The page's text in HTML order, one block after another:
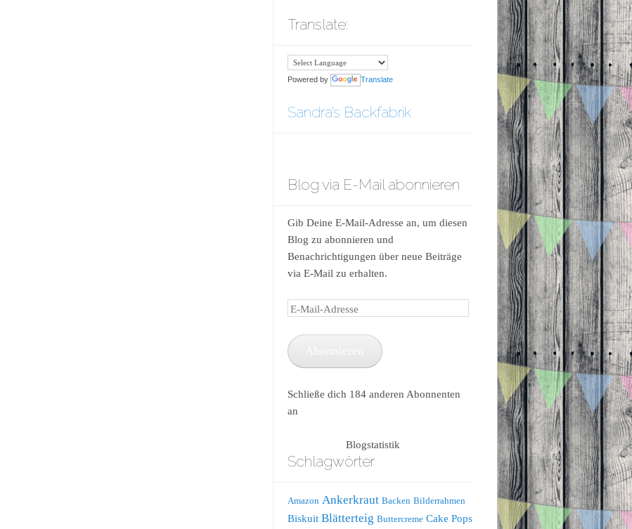
Translate:
Powered by Translate
Sandra’s Backfabrik
Blog via E-Mail abonnieren
Gib Deine E-Mail-Adresse an, um diesen
Blog zu abonnieren und
Benachrichtigungen über neue Beiträge
via E-Mail zu erhalten.
E-
Adresse
Schließe dich 184 anderen Abonnenten
an
Blogstatistik
Schlagwörter
Amazon Ankerkraut Backen Bilderrahmen
Biskuit Blätterteig Buttercreme Cake Pops